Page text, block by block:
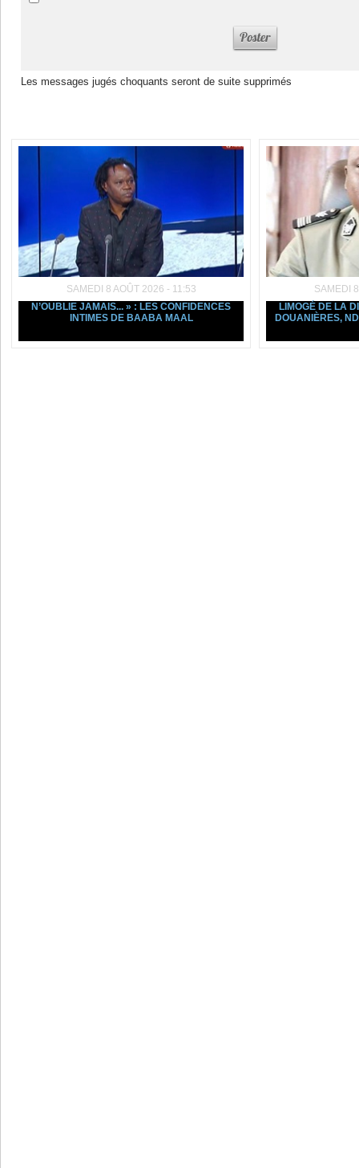
Les messages jugés choquants seront de suite supprimés
SAMEDI 8 AOÛT 2026 - 11:53
N’OUBLIE JAMAIS... » : LES CONFIDENCES
INTIMES DE BAABA MAAL
SAMEDI
LIMOGÉ DE LA
DOUANIÈRES,